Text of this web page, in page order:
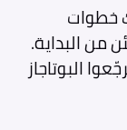
خطوات
من البداية.
البوتاجاز